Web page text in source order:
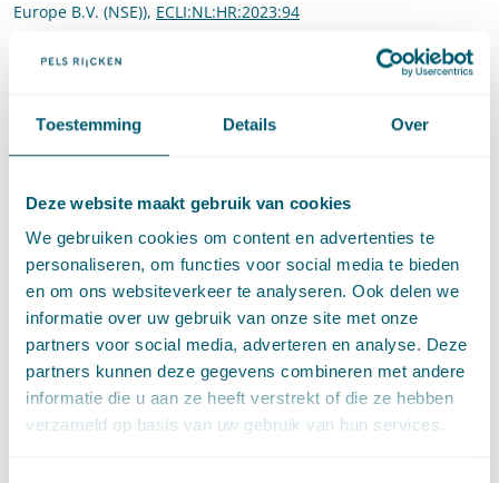
Toestemming Details Over
Deze website maakt gebruik van cookies
We gebruiken cookies om content en advertenties te
personaliseren, om functies voor social media te bieden
en om ons websiteverkeer te analyseren. Ook delen we
informatie over uw gebruik van onze site met onze
partners voor social media, adverteren en analyse. Deze
partners kunnen deze gegevens combineren met andere
informatie die u aan ze heeft verstrekt of die ze hebben
verzameld op basis van uw gebruik van hun services.
Europe B.V. (NSE)), ECLI:NL:HR:2023:94
Cassatievlog #046 is ook als beschikbaar.
Contact
Gerelateerde artikelen